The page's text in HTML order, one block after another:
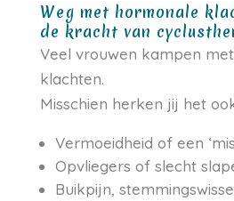
Weg met hormonale
de kracht van
Veel vrouwen kampen
klachten.
Misschien herken jij het
Vermoeidheid of een
Opvliegers of slecht
Buikpijn,